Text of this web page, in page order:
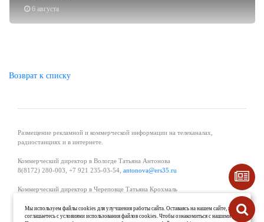
6 августа
Возврат к списку
Размещение рекламной и коммерческой информации на телеканалах,
радиостанциях и в интернете.
Коммерческий директор в Вологде Татьяна Антонова
8(8172) 280-003, +7 921 235-03-54, antonova@ers35.ru
Коммерческий директор в Череповце Татьяна Крохмаль
Начальник отдела рекламы в Великом Устюге Екатерина Вьюжанина 8(81738)
Мы используем файлы cookies для улучшения работы сайта. Оставаясь на нашем сайте, вы
соглашаетесь с условиями использования файлов cookies. Чтобы ознакомиться с нашими